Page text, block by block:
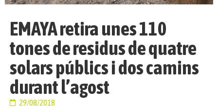
EMAYA retira unes 110
tones de residus de quatre
solars públics i dos camins
durant l’agost
29/08/2018